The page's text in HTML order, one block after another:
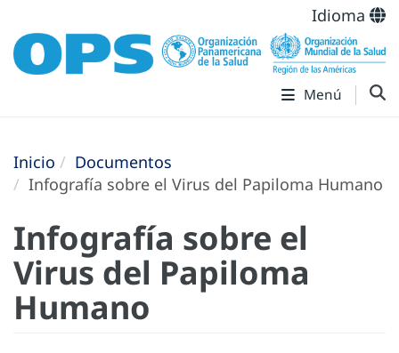
Idioma
Menú
Inicio
Documentos
Infografía sobre el Virus del Papiloma Humano
Infografía sobre el
Virus del Papiloma
Humano